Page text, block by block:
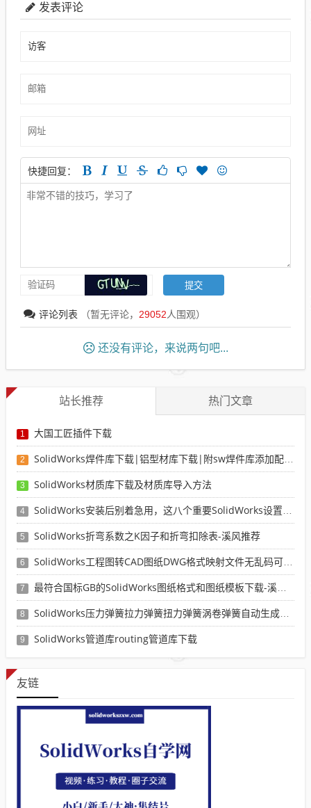
发表评论
快捷回复：
评论列表 （暂无评论， 29052人围观）
还没有评论，来说两句吧...
站长推荐 热门文章
1 大国工匠插件下载
2 SolidWorks焊件库下载|铝型材库下载|附sw焊件库添加配置使用教程
3 SolidWorks材质库下载及材质库导入方法
4 SolidWorks安装后别着急用，这八个重要SolidWorks设置可以提高你的画图效率
5 SolidWorks折弯系数之K因子和折弯扣除表-溪风推荐
6 SolidWorks工程图转CAD图纸DWG格式映射文件无乱码可分层-溪风亲测推荐
7 最符合国标GB的SolidWorks图纸格式和图纸模板下载-溪风专用版
8 SolidWorks压力弹簧拉力弹簧扭力弹簧涡卷弹簧自动生成宏程序下载
9 SolidWorks管道库routing管道库下载
友链